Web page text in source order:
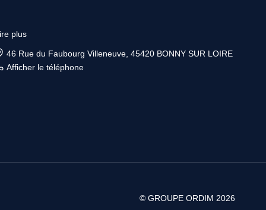
plus
46 Rue du Faubourg Villeneuve, 45420 BONNY SUR LOIRE
Afficher le téléphone
© GROUPE ORDIM 2026